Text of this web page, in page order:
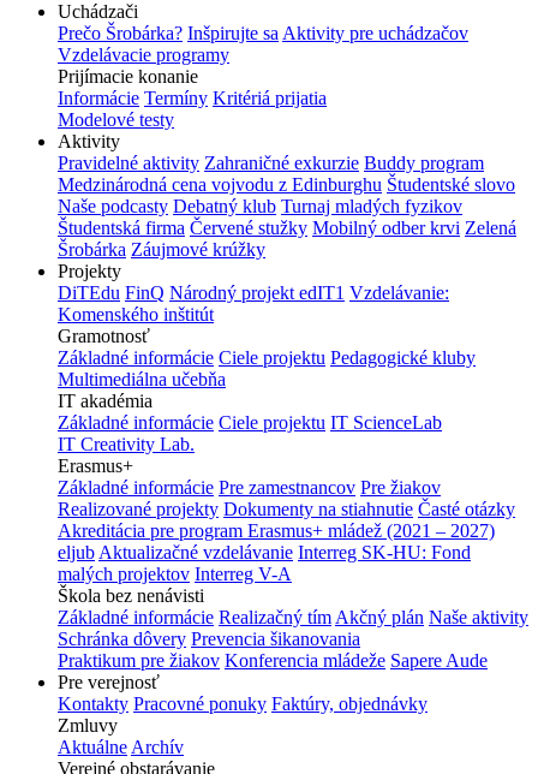
Uchádzači
Prečo Šrobárka? Inšpirujte sa Aktivity pre uchádzačov
Vzdelávacie programy
Prijímacie konanie
Informácie Termíny Kritériá prijatia
Modelové testy
Aktivity
Pravidelné aktivity Zahraničné exkurzie Buddy program
Medzinárodná cena vojvodu z Edinburghu Študentské slovo
Naše podcasty Debatný klub Turnaj mladých fyzikov
Študentská firma Červené stužky Mobilný odber krvi Zelená
Šrobárka Záujmové krúžky
Projekty
DiTEdu FinQ Národný projekt edIT1 Vzdelávanie:
Komenského inštitút
Gramotnosť
Základné informácie Ciele projektu Pedagogické kluby
Multimediálna učebňa
IT akadémia
Základné informácie Ciele projektu IT ScienceLab
IT Creativity Lab.
Erasmus+
Základné informácie Pre zamestnancov Pre žiakov
Realizované projekty Dokumenty na stiahnutie Časté otázky
Akreditácia pre program Erasmus+ mládež (2021 – 2027)
eljub Aktualizačné vzdelávanie Interreg SK-HU: Fond
malých projektov Interreg V-A
Škola bez nenávisti
Základné informácie Realizačný tím Akčný plán Naše aktivity
Schránka dôvery Prevencia šikanovania
Praktikum pre žiakov Konferencia mládeže Sapere Aude
Pre verejnosť
Kontakty Pracovné ponuky Faktúry, objednávky
Zmluvy
Aktuálne Archív
Verejné obstarávanie